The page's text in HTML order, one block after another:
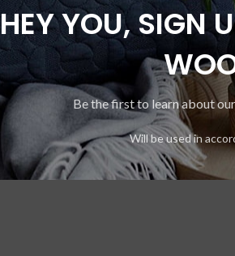
HEY YOU, SIGN
Be the first to learn about
Will be used in